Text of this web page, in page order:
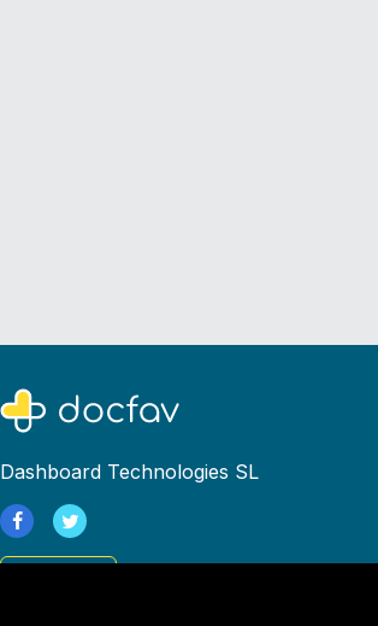
Dashboard Technologies SL